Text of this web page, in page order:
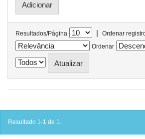
Resultados/Página |
Ordenar
Ordenar
Resultado 1-1 de 1.